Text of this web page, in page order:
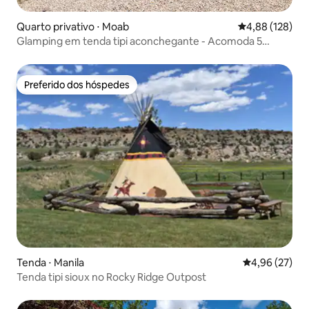
Quarto privativo ⋅ Moab 4,88 de uma
4,88 (128)
Glamping em tenda tipi aconchegante - Acomoda 5
Preferido dos hóspedes
Preferido dos hóspedes
Tenda ⋅ Manila 4,96 de uma
4,96 (27)
Tenda tipi sioux no Rocky Ridge Outpost